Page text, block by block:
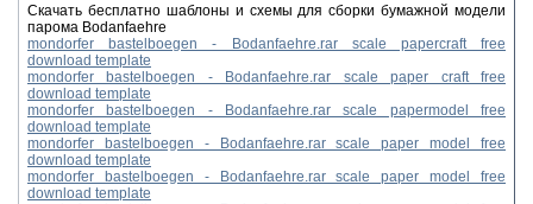
Скачать бесплатно шаблоны и схемы для сборки бумажной модели
парома Bodanfaehre
mondorfer bastelboegen - Bodanfaehre.rar scale papercraft free
download template
mondorfer bastelboegen - Bodanfaehre.rar scale paper craft free
download template
mondorfer bastelboegen - Bodanfaehre.rar scale papermodel free
download template
mondorfer bastelboegen - Bodanfaehre.rar scale paper model free
download template
mondorfer bastelboegen - Bodanfaehre.rar scale paper model free
download template